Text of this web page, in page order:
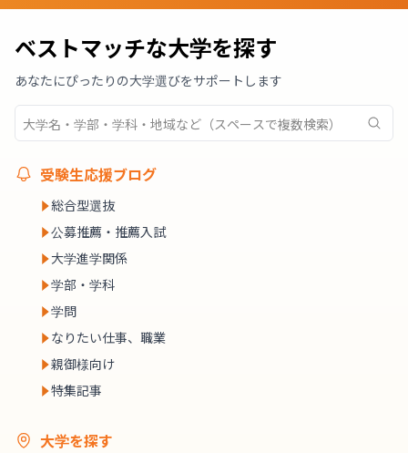
ベストマッチな大学を探す
あなたにぴったりの大学選びをサポートします
受験生応援ブログ
総合型選抜
公募推薦・推薦入試
大学進学関係
学部・学科
学問
なりたい仕事、職業
親御様向け
特集記事
大学を探す